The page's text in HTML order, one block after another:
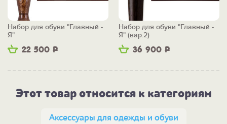
22 500 Р
Набор для обуви "Главный -
Я"
36 900 Р
Набор для обуви "Главный -
Я" (вар.2)
Этот товар относится к категориям
Аксессуары для одежды и обуви